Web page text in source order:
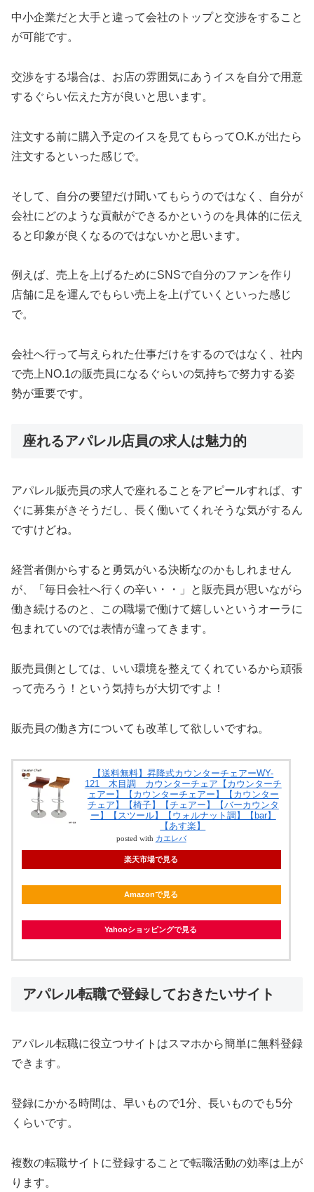
中小企業だと大手と違って会社のトップと交渉をすること
が可能です。
交渉をする場合は、お店の雰囲気にあうイスを自分で用意
するぐらい伝えた方が良いと思います。
注文する前に購入予定のイスを見てもらってO.K.が出たら
注文するといった感じで。
そして、自分の要望だけ聞いてもらうのではなく、自分が
会社にどのような貢献ができるかというのを具体的に伝え
ると印象が良くなるのではないかと思います。
例えば、売上を上げるためにSNSで自分のファンを作り
店舗に足を運んでもらい売上を上げていくといった感じ
で。
会社へ行って与えられた仕事だけをするのではなく、社内
で売上NO.1の販売員になるぐらいの気持ちで努力する姿
勢が重要です。
座れるアパレル店員の求人は魅力的
アパレル販売員の求人で座れることをアピールすれば、す
ぐに募集がきそうだし、長く働いてくれそうな気がするん
ですけどね。
経営者側からすると勇気がいる決断なのかもしれません
が、「毎日会社へ行くの辛い・・」と販売員が思いながら
働き続けるのと、この職場で働けて嬉しいというオーラに
包まれていのでは表情が違ってきます。
販売員側としては、いい環境を整えてくれているから頑張
って売ろう！という気持ちが大切ですよ！
販売員の働き方についても改革して欲しいですね。
【送料無料】昇降式カウンターチェアーWY-
121 木目調 カウンターチェア【カウンターチ
ェアー】【カウンターチェアー】【カウンター
チェア】【椅子】【チェアー】【バーカウンタ
ー】【スツール】【ウォルナット調】【bar】
【あす楽】
posted with カエレバ
楽天市場で見る
Amazonで見る
Yahooショッピングで見る
アパレル転職で登録しておきたいサイト
アパレル転職に役立つサイトはスマホから簡単に無料登録
できます。
登録にかかる時間は、早いもので1分、長いものでも5分
くらいです。
複数の転職サイトに登録することで転職活動の効率は上が
ります。